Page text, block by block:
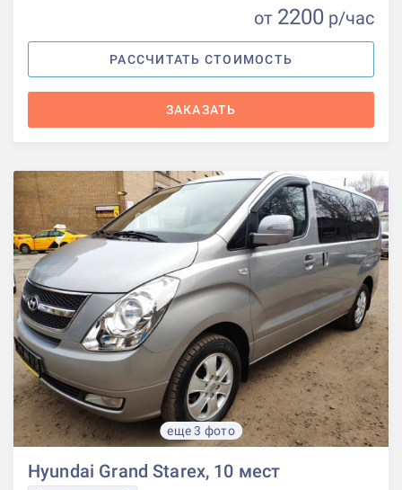
от 2200 р/час
РАССЧИТАТЬ СТОИМОСТЬ
ЗАКАЗАТЬ
еще 3 фото
Hyundai Grand Starex, 10 мест